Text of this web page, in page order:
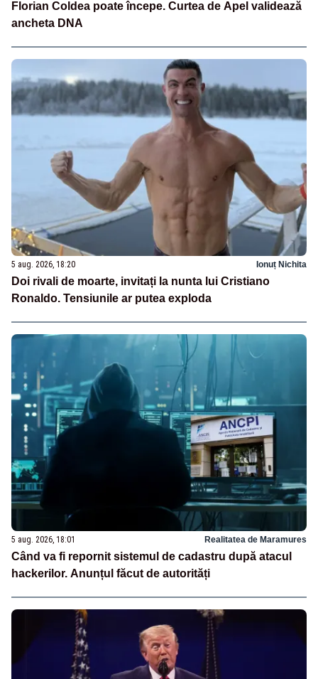
Florian Coldea poate începe. Curtea de Apel validează
ancheta DNA
5 aug. 2026, 18:20 Ionuț Nichita
Doi rivali de moarte, invitați la nunta lui Cristiano
Ronaldo. Tensiunile ar putea exploda
5 aug. 2026, 18:01 Realitatea de Maramures
Când va fi repornit sistemul de cadastru după atacul
hackerilor. Anunțul făcut de autorități